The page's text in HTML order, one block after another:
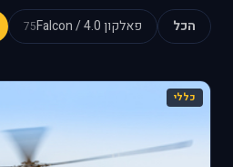
הכל פאלקון 4.0 / Falcon 75
כללי